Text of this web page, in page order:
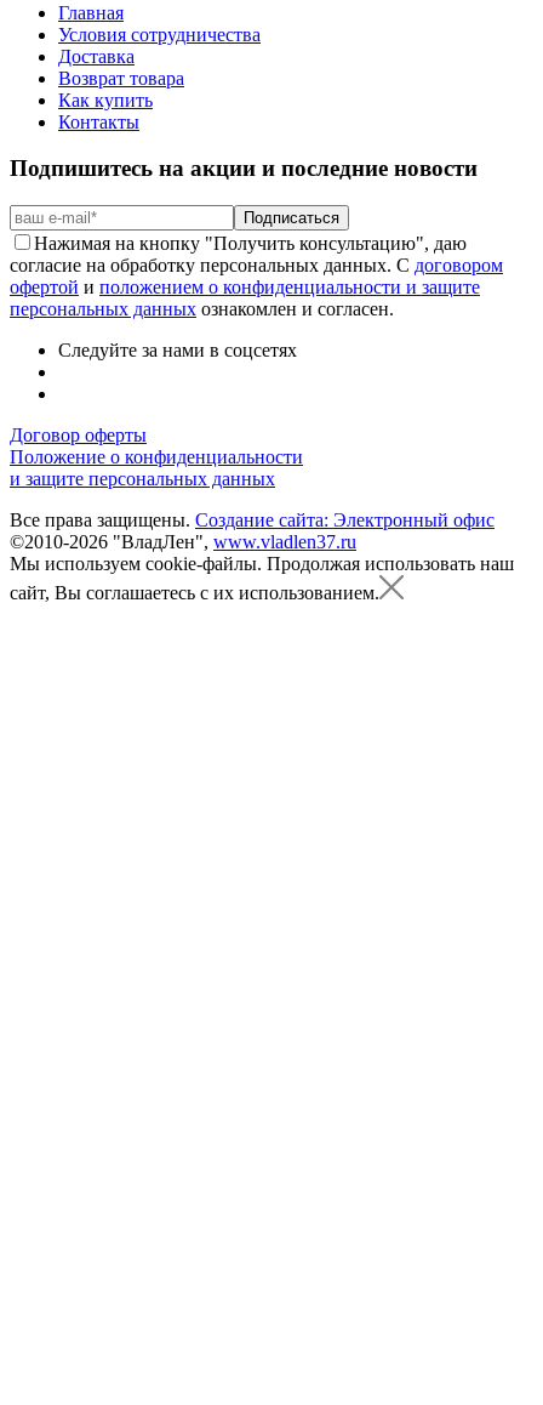
Главная
Условия сотрудничества
Доставка
Возврат товара
Как купить
Контакты
Подпишитесь на акции и последние новости
Подписаться
Нажимая на кнопку "Получить консультацию", даю
согласие на обработку персональных данных. С договором
офертой и положением о конфиденциальности и защите
персональных данных ознакомлен и согласен.
Следуйте за нами в соцсетях
Договор оферты
Положение о конфиденциальности
и защите персональных данных
Все права защищены. Создание сайта: Электронный офис
©2010-2026 "ВладЛен", www.vladlen37.ru
Мы используем cookie-файлы. Продолжая использовать наш
сайт, Вы соглашаетесь с их использованием.